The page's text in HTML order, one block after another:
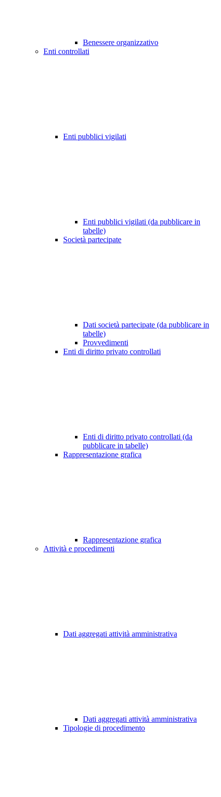
Benessere organizzativo
Enti controllati
Enti pubblici vigilati
Enti pubblici vigilati (da pubblicare in
tabelle)
Società partecipate
Dati società partecipate (da pubblicare in
tabelle)
Provvedimenti
Enti di diritto privato controllati
Enti di diritto privato controllati (da
pubblicare in tabelle)
Rappresentazione grafica
Rappresentazione grafica
Attività e procedimenti
Dati aggregati attività amministrativa
Dati aggregati attività amministrativa
Tipologie di procedimento